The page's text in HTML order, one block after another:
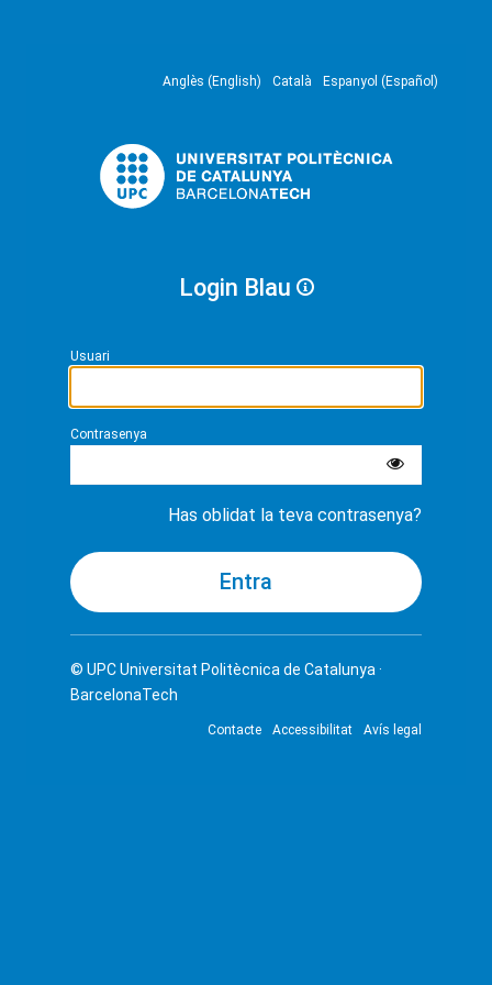
Anglès (English) Català Espanyol (Español)
Login Blau
Usuari
Contrasenya
Has oblidat la teva contrasenya?
© UPCUniversitat Politècnica de Catalunya ·
BarcelonaTech
Contacte Accessibilitat Avís legal